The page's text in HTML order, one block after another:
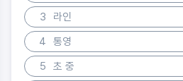
3
라인
4
통영
5
초 중